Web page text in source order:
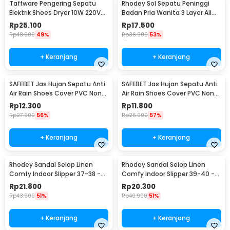
Taffware Pengering Sepatu
Elektrik Shoes Dryer 10W 220V
EU Plug - TPS2
Rp25.100
Rp48.900 49%
+ Keranjang
Rhodey Sol Sepatu Peninggi
Badan Pria Wanita 3 Layer All
Size - C-728
Rp17.500
Rp36.900 53%
+ Keranjang
SAFEBET Jas Hujan Sepatu Anti
Air Rain Shoes Cover PVC Non
Slip Strap M 37-39 - H-101
Rp12.300
Rp27.900 56%
+ Keranjang
SAFEBET Jas Hujan Sepatu Anti
Air Rain Shoes Cover PVC Non
Slip Strap XL 42-43 - H-101
Rp11.800
Rp26.900 57%
+ Keranjang
Rhodey Sandal Selop Linen
Comfy Indoor Slipper 37-38 -
YT22
Rp21.800
Rp43.900 51%
+ Keranjang
Rhodey Sandal Selop Linen
Comfy Indoor Slipper 39-40 -
YT22
Rp20.300
Rp40.900 51%
+ Keranjang